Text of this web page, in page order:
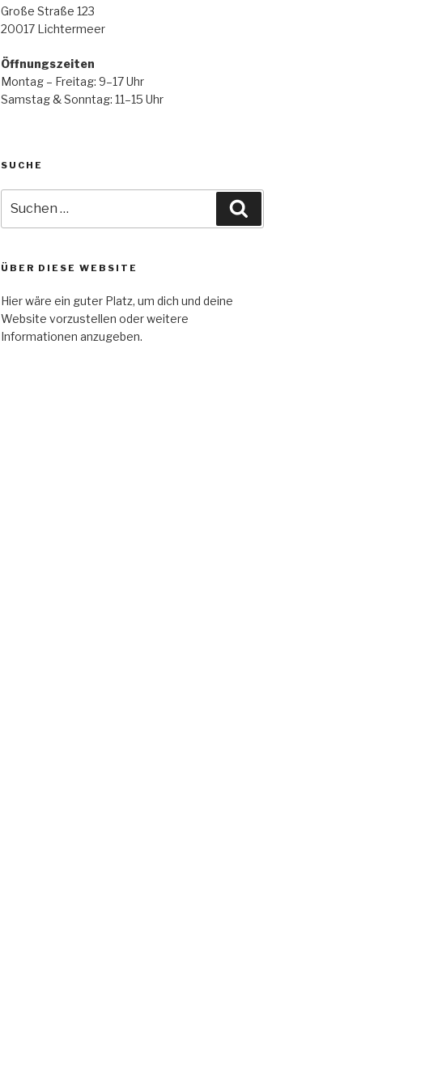
Große Straße 123
20017 Lichtermeer
Öffnungszeiten
Montag – Freitag: 9–17 Uhr
Samstag & Sonntag: 11–15 Uhr
SUCHE
nach:
ÜBER DIESE WEBSITE
Hier wäre ein guter Platz, um dich und deine
Website vorzustellen oder weitere
Informationen anzugeben.